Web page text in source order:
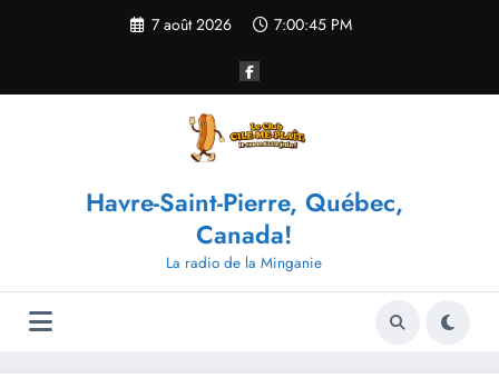
7 août 2026 7:00:45 PM
Havre-Saint-Pierre, Québec,
Canada!
La radio de la Minganie